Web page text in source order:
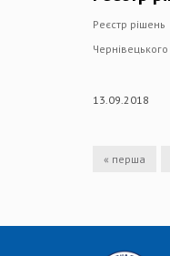
Реєстр рішень
13.09.2018
« перша